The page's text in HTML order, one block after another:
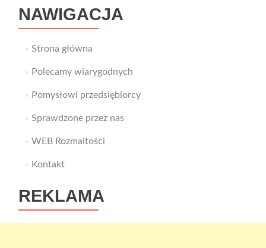
NAWIGACJA
Strona główna
Polecamy wiarygodnych
Pomysłowi przedsiębiorcy
Sprawdzone przez nas
WEB Rozmaitości
Kontakt
REKLAMA